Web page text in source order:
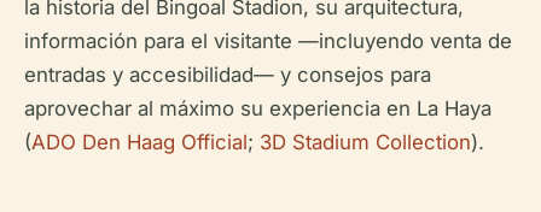
la historia del Bingoal Stadion, su arquitectura,
información para el visitante —incluyendo venta de
entradas y accesibilidad— y consejos para
aprovechar al máximo su experiencia en La Haya
(ADO Den Haag Official; 3D Stadium Collection).